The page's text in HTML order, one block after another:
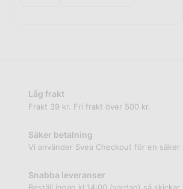
Låg frakt
Frakt 39 kr. Fri frakt över 500 kr.
Säker betalning
Vi använder Svea Checkout för en säker
Snabba leveranser